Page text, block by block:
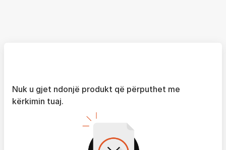
Nuk u gjet ndonjë produkt që përputhet me
kërkimin tuaj.